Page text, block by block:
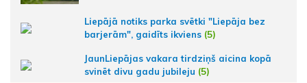
Liepājā notiks parka svētki "Liepāja bez
barjerām", gaidīts ikviens (5)
JaunLiepājas vakara tirdziņš aicina kopā
svinēt divu gadu jubileju (5)